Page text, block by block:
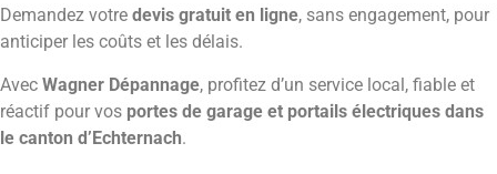
Demandez votre devis gratuit en ligne, sans engagement, pour
anticiper les coûts et les délais.
Avec Wagner Dépannage, profitez d’un service local, fiable et
réactif pour vos portes de garage et portails électriques dans
le canton d’Echternach.